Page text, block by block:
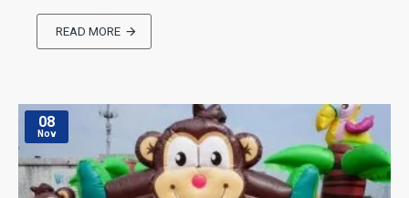
READ MORE
08
Nov